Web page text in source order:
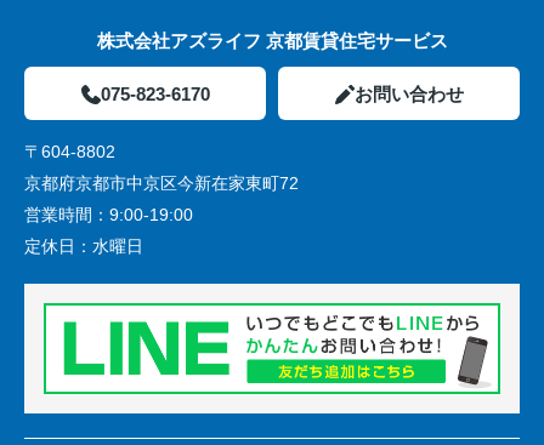
株式会社アズライフ 京都賃貸住宅サービス
075-823-6170 お問い合わせ
〒604-8802
京都府京都市中京区今新在家東町72
営業時間： 9:00-19:00
定休日： 水曜日